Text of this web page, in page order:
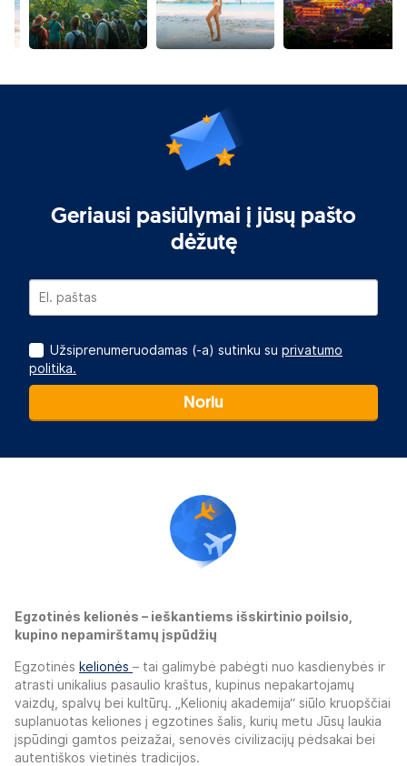
Geriausi pasiūlymai į jūsų pašto
dėžutę
Užsiprenumeruodamas (-a) sutinku su privatumo
politika.
Noriu
Egzotinės kelionės – ieškantiems išskirtinio poilsio,
kupino nepamirštamų įspūdžių
Egzotinės kelionės – tai galimybė pabėgti nuo kasdienybės ir
atrasti unikalius pasaulio kraštus, kupinus nepakartojamų
vaizdų, spalvų bei kultūrų. „Kelionių akademija“ siūlo kruopščiai
suplanuotas keliones į egzotines šalis, kurių metu Jūsų laukia
įspūdingi gamtos peizažai, senovės civilizacijų pėdsakai bei
autentiškos vietinės tradicijos.